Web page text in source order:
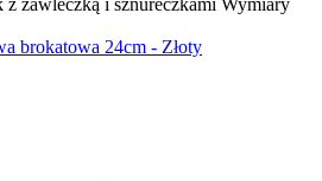
zawleczką i sznureczkami Wymiary